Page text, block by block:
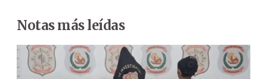
Notas más leídas